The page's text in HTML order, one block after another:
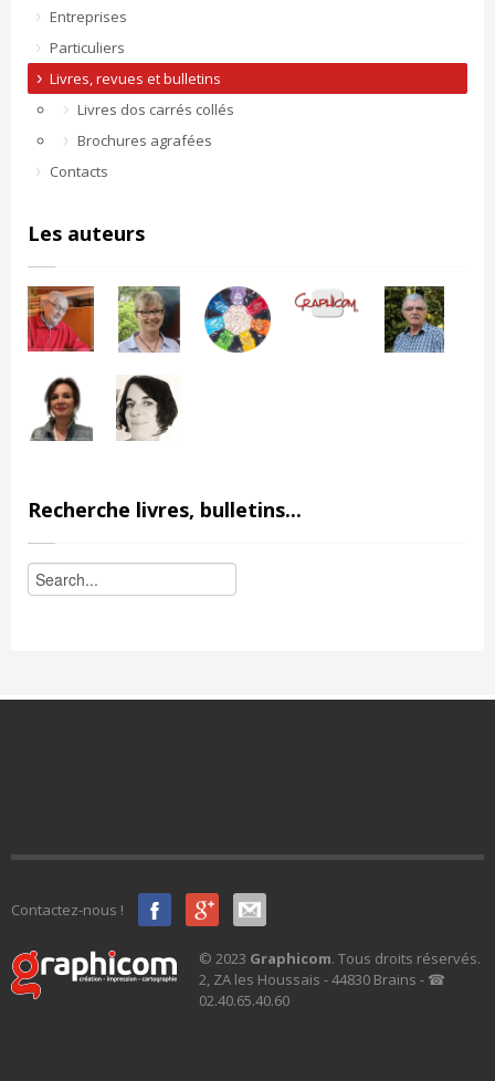
Entreprises
Particuliers
Livres, revues et bulletins
Livres dos carrés collés
Brochures agrafées
Contacts
Les auteurs
Recherche livres, bulletins...
Contactez-nous !
© 2023 Graphicom. Tous droits réservés.
2, ZA les Houssais - 44830 Brains - ☎
02.40.65.40.60